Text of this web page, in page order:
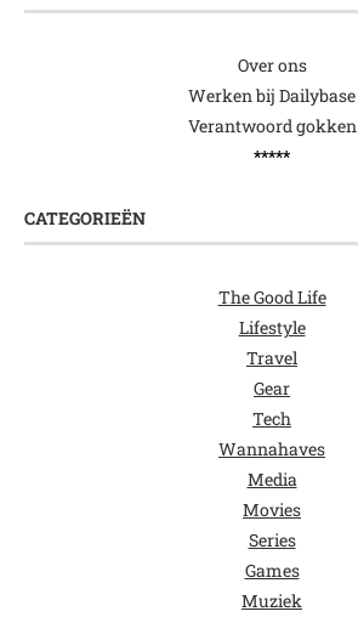
Over ons
Werken bij Dailybase
Verantwoord gokken
*****
CATEGORIEËN
The Good Life
Lifestyle
Travel
Gear
Tech
Wannahaves
Media
Movies
Series
Games
Muziek